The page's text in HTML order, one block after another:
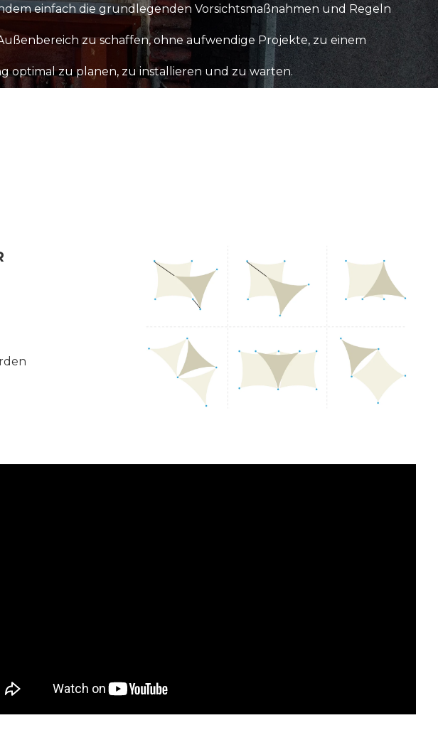
einfach die grundlegenden Vorsichtsmaßnahmen und Regeln
zu schaffen, ohne aufwendige Projekte, zu einem
optimal zu planen, zu installieren und zu warten.